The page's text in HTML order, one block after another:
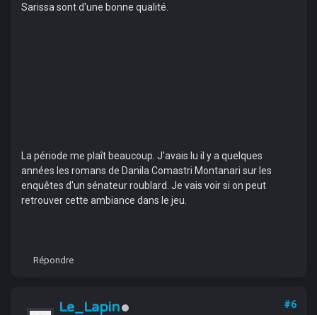
Sarissa sont d'une bonne qualité.
La période me plaît beaucoup. J'avais lu il y a quelques
années les romans de Danila Comastri Montanari sur les
enquêtes d'un sénateur roublard. Je vais voir si on peut
retrouver cette ambiance dans le jeu.
Répondre
Le_Lapin #6